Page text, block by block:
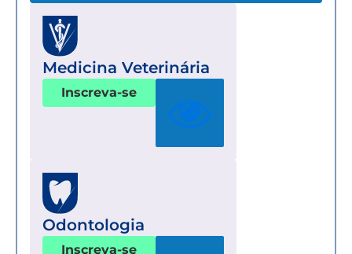
Medicina Veterinária
Inscreva-se
Odontologia
Inscreva-se